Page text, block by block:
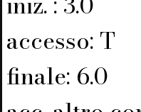
accesso: T
finale: 6.0